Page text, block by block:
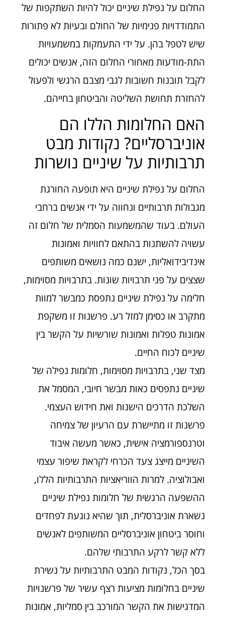
החלום על נפילת שיניים יכול להיות השתקפות של
התמודדויות פנימיות של החולם ובעיות לא פתורות
שיש לטפל בהן. על ידי התעמקות במשמעויות
התת-מודעות מאחורי החלום הזה, אנשים יכולים
לקבל תובנות חשובות לגבי מצבם הרגשי ולפעול
להחזרת תחושת השליטה והביטחון בחייהם.
האם החלומות הללו הם
אוניברסליים? נקודות מבט
תרבותיות על שיניים נושרות
החלום על נפילת שיניים היא תופעה החורגת
מגבולות תרבותיים ונחווה על ידי אנשים ברחבי
העולם. בעוד שהמשמעות הסמלית של חלום זה
עשויה להשתנות בהתאם לחוויות ואמונות
אינדיבידואליות, ישנם כמה נושאים משותפים
שצצים על פני תרבויות שונות. בתרבויות מסוימות,
חלימה על נפילת שיניים נתפסת כמבשר למוות
מתקרב או כסימן למזל רע. פרשנות זו משקפת
אמונות טפלות ואמונות שורשיות על הקשר בין
שיניים לכוח החיים.
מצד שני, בתרבויות מסוימות, חלומות נפילה של
שיניים נתפסים כאות מבשר חיובי, המסמל את
השלכת הדרכים הישנות ואת חידוש העצמי.
פרשנות זו מתיישרת עם הרעיון של צמיחה
וטרנספורמציה אישית, כאשר מעשה איבוד
השיניים מייצג צעד הכרחי לקראת שיפור עצמי
ואבולוציה. למרות הווריאציות התרבותיות הללו,
ההשפעה הרגשית של חלומות נפילת שיניים
נשארת אוניברסלית, תוך שהיא נוגעת לפחדים
וחוסר ביטחון אוניברסליים המשותפים לאנשים
ללא קשר לרקע התרבותי שלהם.
בסך הכל, נקודות המבט התרבותיות על נשירת
שיניים בחלומות מציעות רצף עשיר של פרשנויות
המדגישות את הקשר המורכב בין סמליות, אמונות